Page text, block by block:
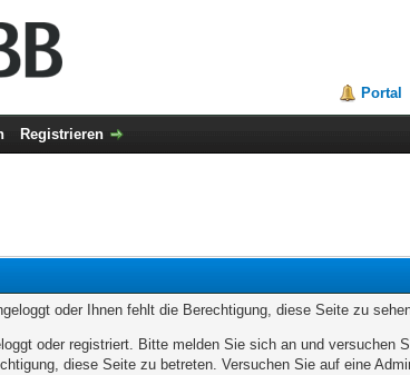
Portal
Registrieren
oder Ihnen fehlt die Berechtigung, diese Seite zu
oder registriert. Bitte melden Sie sich an und versuchen
diese Seite zu betreten. Versuchen Sie auf eine